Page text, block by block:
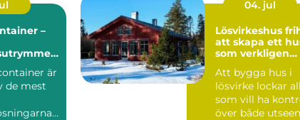
–
är
de mest
04. jul
Lösvirkeshus frihet
att skapa ett
som verkligen
Att bygga hus i
lösvirke lockar
som vill ha
över både